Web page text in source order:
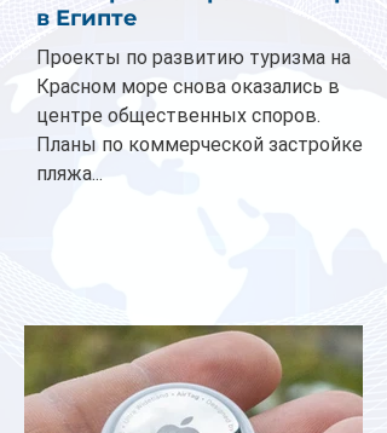
в Египте
Проекты по развитию туризма на
Красном море снова оказались в
центре общественных споров.
Планы по коммерческой застройке
пляжа...